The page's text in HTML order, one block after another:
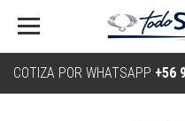
COTIZA POR WHATSAPP +56